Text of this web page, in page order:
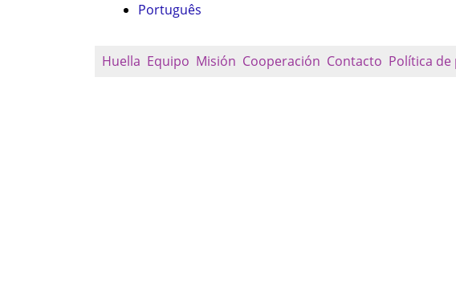
Português
Huella Equipo Misión Cooperación Contacto Política de